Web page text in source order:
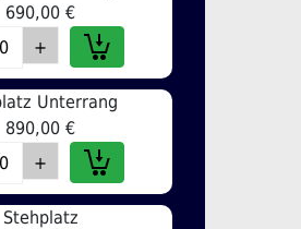
690,00 €
Unterrang
890,00 €
Stehplatz